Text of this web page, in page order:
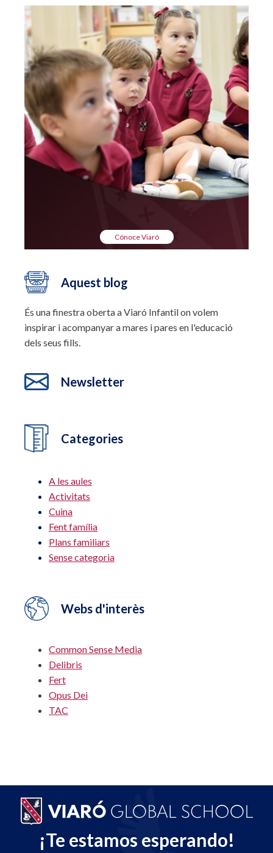
Cónoce Viaró
Aquest blog
És una finestra oberta a Viaró Infantil on volem
inspirar i acompanyar a mares i pares en l'educació
dels seus fills.
Newsletter
Categories
A les aules
Activitats
Cuina
Fent família
Plans familiars
Sense categoria
Webs d'interès
Common Sense Media
Delibris
Fert
Opus Dei
TAC
¡Te estamos esperando!